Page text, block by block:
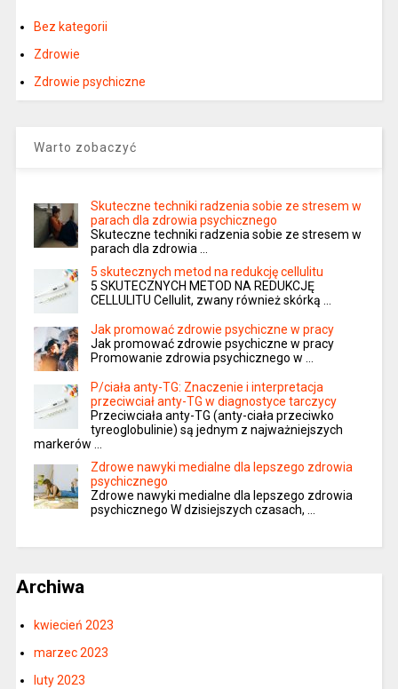
Bez kategorii
Zdrowie
Zdrowie psychiczne
Warto zobaczyć
Skuteczne techniki radzenia sobie ze stresem w
parach dla zdrowia psychicznego
Skuteczne techniki radzenia sobie ze stresem w
parach dla zdrowia …
5 skutecznych metod na redukcję cellulitu
5 SKUTECZNYCH METOD NA REDUKCJĘ
CELLULITU Cellulit, zwany również skórką …
Jak promować zdrowie psychiczne w pracy
Jak promować zdrowie psychiczne w pracy
Promowanie zdrowia psychicznego w …
P/ciała anty-TG: Znaczenie i interpretacja
przeciwciał anty-TG w diagnostyce tarczycy
Przeciwciała anty-TG (anty-ciała przeciwko
tyreoglobulinie) są jednym z najważniejszych
markerów …
Zdrowe nawyki medialne dla lepszego zdrowia
psychicznego
Zdrowe nawyki medialne dla lepszego zdrowia
psychicznego W dzisiejszych czasach, …
Archiwa
kwiecień 2023
marzec 2023
luty 2023